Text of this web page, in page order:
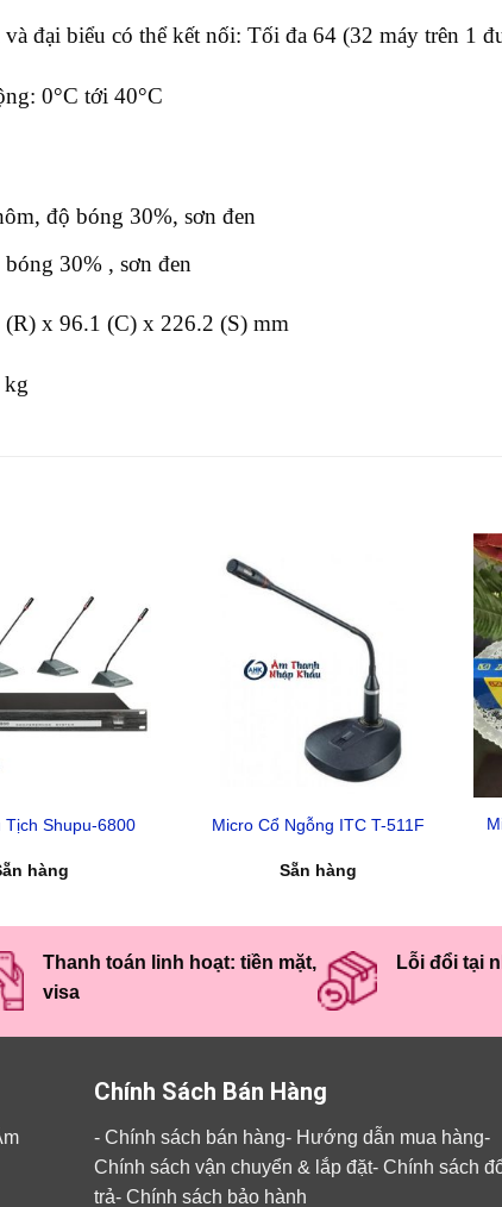
và đại biểu có thể kết nối: Tối đa 64 (32 máy trên 1
0°C tới 40°C
độ bóng 30%, sơn đen
30% , sơn đen
x 96.1 (C) x 226.2 (S) mm
Tịch Shupu-6800
hàng
Micro Cổ Ngỗng ITC T-511F
Sẵn hàng
Thanh toán linh hoạt: tiền mặt,
visa
Lỗi đổi tại
Chính Sách Bán Hàng
- Chính sách bán hàng- Hướng dẫn mua hàng-
Chính sách vận chuyển & lắp đặt- Chính sách
trả- Chính sách bảo hành